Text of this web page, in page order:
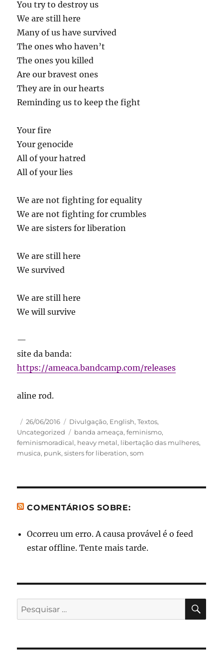
You try to destroy us
We are still here
Many of us have survived
The ones who haven’t
The ones you killed
Are our bravest ones
They are in our hearts
Reminding us to keep the fight
Your fire
Your genocide
All of your hatred
All of your lies
We are not fighting for equality
We are not fighting for crumbles
We are sisters for liberation
We are still here
We survived
We are still here
We will survive
—
site da banda:
https://ameaca.bandcamp.com/releases
aline rod.
Autor
Publicado
em
26/06/2016 Categorias
Divulgação, English,Textos,
Uncategorized
Tags
banda ameaça,feminismo,
feminismoradical, heavy metal, libertação das mulheres,
musica, punk,sisters for liberation,som
COMENTÁRIOS SOBRE:
Ocorreu um erro. A causa provável é o feed
estar offline. Tente mais tarde.
Pesquisar
por: